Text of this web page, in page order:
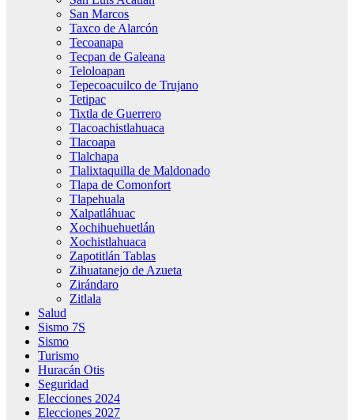
San Marcos
Taxco de Alarcón
Tecoanapa
Tecpan de Galeana
Teloloapan
Tepecoacuilco de Trujano
Tetipac
Tixtla de Guerrero
Tlacoachistlahuaca
Tlacoapa
Tlalchapa
Tlalixtaquilla de Maldonado
Tlapa de Comonfort
Tlapehuala
Xalpatláhuac
Xochihuehuetlán
Xochistlahuaca
Zapotitlán Tablas
Zihuatanejo de Azueta
Zirándaro
Zitlala
Salud
Sismo 7S
Sismo
Turismo
Huracán Otis
Seguridad
Elecciones 2024
Elecciones 2027